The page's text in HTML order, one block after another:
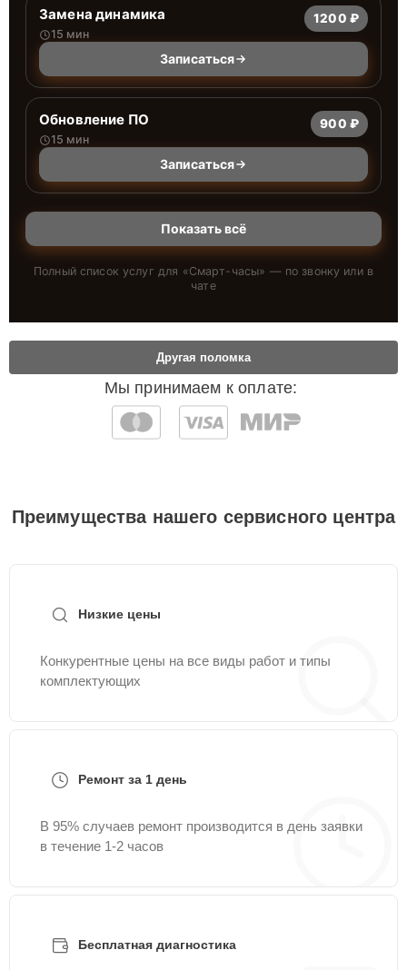
Замена динамика
15 мин
1200 ₽
Записаться
Обновление ПО
15 мин
900 ₽
Записаться
Показать всё
Полный список услуг для «Смарт-часы» — по звонку или в
чате
Мы принимаем к оплате:
Другая поломка
Преимущества нашего сервисного центра
Низкие цены
Конкурентные цены на все виды работ и типы
комплектующих
Ремонт за 1 день
В 95% случаев ремонт производится в день заявки
в течение 1-2 часов
Бесплатная диагностика